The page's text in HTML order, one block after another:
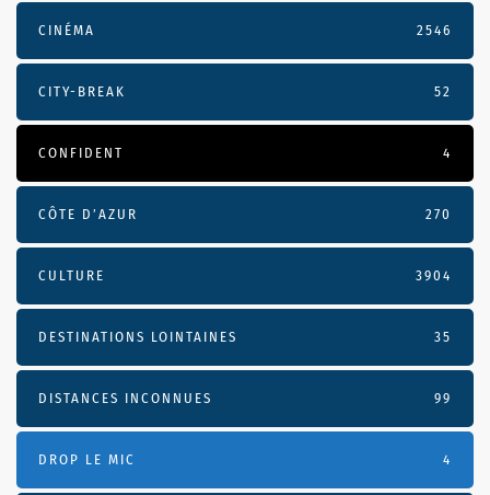
CINÉMA 2546
CITY-BREAK 52
CONFIDENT 4
CÔTE D’AZUR 270
CULTURE 3904
DESTINATIONS LOINTAINES 35
DISTANCES INCONNUES 99
DROP LE MIC 4